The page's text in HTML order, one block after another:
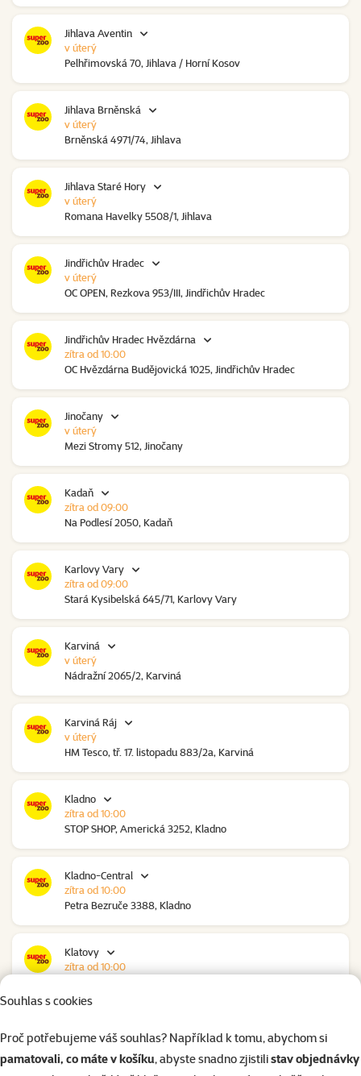
Souhlas s cookies
Proč potřebujeme váš souhlas? Například k tomu, abychom si
pamatovali, co máte v košíku, abyste snadno zjistilistav objednávky
Jihlava Aventin
Pelhřimovská 70, Jihlava / Horní Kosov
v úterý
Jihlava Brněnská
Brněnská 4971/74, Jihlava
v úterý
Jihlava Staré Hory
Romana Havelky 5508/1, Jihlava
v úterý
Jindřichův Hradec
OC OPEN, Rezkova 953/III, Jindřichův Hradec
v úterý
Jindřichův Hradec Hvězdárna
OC Hvězdárna Budějovická 1025, Jindřichův Hradec
zítra od 10:00
Jinočany
Mezi Stromy 512, Jinočany
v úterý
Kadaň
Na Podlesí 2050, Kadaň
zítra od 09:00
Karlovy Vary
Stará Kysibelská 645/71, Karlovy Vary
zítra od 09:00
Karviná
Nádražní 2065/2, Karviná
v úterý
Karviná Ráj
HM Tesco, tř. 17. listopadu 883/2a, Karviná
v úterý
Kladno
STOP SHOP, Americká 3252, Kladno
zítra od 10:00
Kladno-Central
Petra Bezruče 3388, Kladno
zítra od 10:00
Klatovy
zítra od 10:00
Polepská 979, Kolín
v úterý